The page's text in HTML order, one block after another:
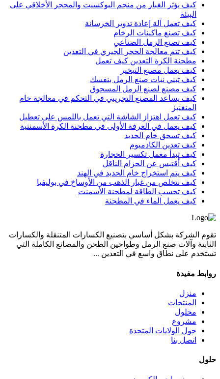
كيف يؤثر الغبار من منجم البوكسيت والمحجر الأخلاقي على
البيئة
كيف تعمل آلة إعادة تدوير الخرسانة
كيف تصنع ماكينات الرخام
كيف تصنع الرمل الصناعي
كيف تتم معالجة الحجر الجيري في التعدين
مطحنة الكرة التعدين كيف تعمل
كيف يعمل مصنع التبخير
كيف تبني نبات صنع الرمل بنفسك
كيف مصنع لصنع الرمل المسحوق
كيف يساعد المصنع التجريبي في التحكم في معالجة خام
المنغنيز
كيف تعمل اهتزاز الشاشة التي تعمل باللمس على تعطيل
كيف يعمل في الغرفة الأولى في مطحنة الكرة الأسمنتية
كيف تسحق خام الحديد
كيف تعدين الكادميوم
كيف تبدأ معمل تكسير الحجارة
كيف أقتبس عن الحزام الناقل
كيف يتم استخراج خام الحديد في الهند
كيف نتخلص من غبار الذهب من الأوساخ في بوليفيا
كيف تحسب الطاقة لمطحنة الأسمنت
كيف يعمل الماء في المطحنة
تقوم الشركة بشكل أساسي بتصنيع الكسارات المتنقلة والكسارات
الثابتة وآلات صنع الرمل وطواحين الطحن والمصانع الكاملة التي
تستخدم على نطاق واسع في التعدين ...
روابط مفيدة
منزل
المنتجات
محلول
مشروع
حول الولايات المتحدة
اتصل بنا
حلول